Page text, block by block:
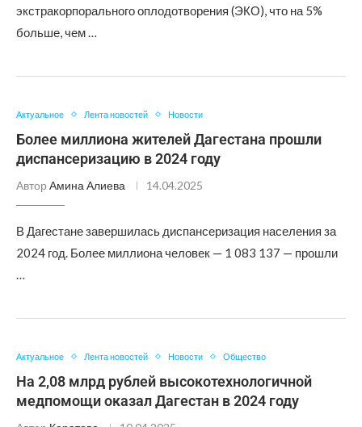
экстракорпорального оплодотворения (ЭКО), что на 5%
больше, чем …
Актуальное Лента новостей Новости
Более миллиона жителей Дагестана прошли
диспансеризацию в 2024 году
Автор Амина Алиева 14.04.2025
В Дагестане завершилась диспансеризация населения за
2024 год. Более миллиона человек — 1 083 137 — прошли
…
Актуальное Лента новостей Новости Общество
На 2,08 млрд рублей высокотехнологичной
медпомощи оказал Дагестан в 2024 году